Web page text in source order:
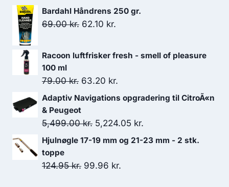
oprindelige
pris
aktuelle
Bardahl Håndrens 250 gr.
69.00kr. Den
pris
69.00 kr..
62.10 kr.
pris
62.10 kr..
Racoon luftfrisker fresh - smell of pleasure
100 ml
79.00kr. Den
oprindelige
pris
var:
79.00 kr..
63.20 kr.
aktuelle
er:
63.20 kr..
Adaptiv Navigations opgradering til CitroÃ«n
& Peugeot
5,499.00kr. Den
oprindelige
var:
5,224.05 kr.
aktuelle
Hjulnøgle 17-19 mm og 21-23 mm - 2 stk.
toppe
124.95kr. Den
99.96 kr.